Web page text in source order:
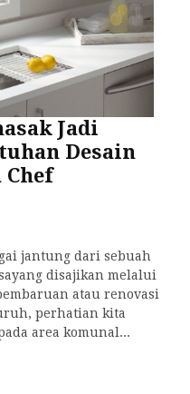
Jadi
Desain
jantung dari sebuah
disajikan melalui
atau renovasi
perhatian kita
area komunal...